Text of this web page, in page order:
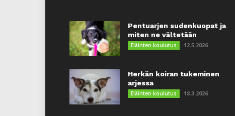
Pentuarjen sudenkuopat ja
miten ne vältetään
Eläinten koulutus 12.5.2026
Herkän koiran tukeminen
arjessa
Eläinten koulutus 18.3.2026